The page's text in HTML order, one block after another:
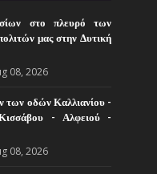
στο πλευρό των
μας στην Δυτική
08, 2026
των οδών Καλλιανίου -
- Αλφειού -
08, 2026